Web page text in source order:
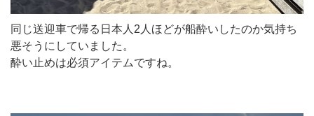
同じ送迎車で帰る日本人2人ほどが船酔いしたのか気持ち
悪そうにしていました。
酔い止めは必須アイテムですね。